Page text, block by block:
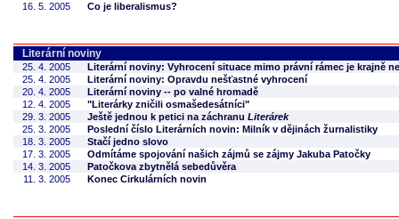
16. 5. 2005
Co je liberalismus?
Literární noviny
25. 4. 2005
Literární noviny: Vyhrocení situace mimo právní rámec je krajně
25. 4. 2005
Literární noviny: Opravdu nešťastné vyhrocení
20. 4. 2005
Literární noviny -- po valné hromadě
12. 4. 2005
"Literárky zničili osmašedesátníci"
29. 3. 2005
Ještě jednou k petici na záchranu Literárek
25. 3. 2005
Poslední číslo Literárních novin: Milník v dějinách žurnalistiky
18. 3. 2005
Stačí jedno slovo
17. 3. 2005
Odmítáme spojování našich zájmů se zájmy Jakuba Patočky
14. 3. 2005
Patočkova zbytnělá sebedůvěra
11. 3. 2005
Konec Cirkulárních novin